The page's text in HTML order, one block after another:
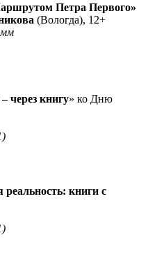
Петра Первого»
(Вологда), 12+
через книгу» ко Дню
книги с